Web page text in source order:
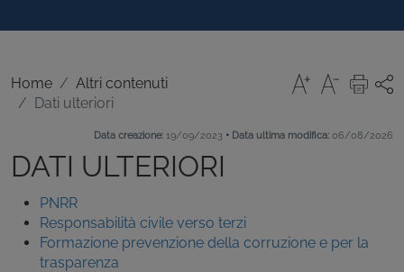
Home
Altri contenuti
Dati ulteriori
Data creazione: 19/09/2023 • Data ultima modifica: 06/08/2026
DATI ULTERIORI
PNRR
Responsabilità civile verso terzi
Formazione prevenzione della corruzione e per la
trasparenza